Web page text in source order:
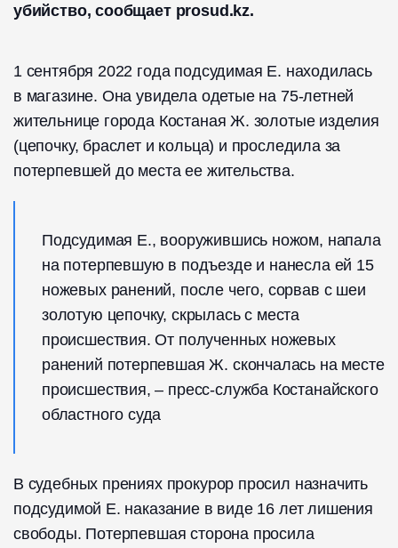
убийство, сообщает prosud.kz.
1 сентября 2022 года подсудимая Е. находилась
в магазине. Она увидела одетые на 75-летней
жительнице города Костаная Ж. золотые изделия
(цепочку, браслет и кольца) и проследила за
потерпевшей до места ее жительства.
Подсудимая Е., вооружившись ножом, напала
на потерпевшую в подъезде и нанесла ей 15
ножевых ранений, после чего, сорвав с шеи
золотую цепочку, скрылась с места
происшествия. От полученных ножевых
ранений потерпевшая Ж. скончалась на месте
происшествия, – пресс-служба Костанайского
областного суда
В судебных прениях прокурор просил назначить
подсудимой Е. наказание в виде 16 лет лишения
свободы. Потерпевшая сторона просила